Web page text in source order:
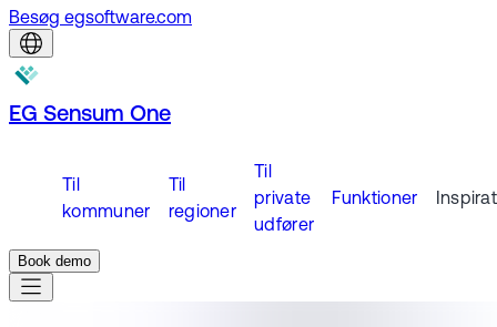
Besøg egsoftware.com
EG Sensum One
Til
kommuner
Til
regioner
Til
private
udfører
Funktioner
Book demo